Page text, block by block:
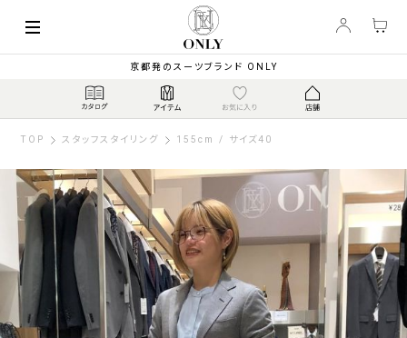
京都発のスーツブランド ONLY
TOP スタッフスタイリング 155cm / サイズ40